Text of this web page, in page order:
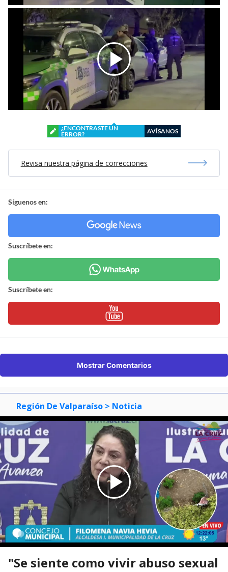
¿ENCONTRASTE UN
ERROR?
AVÍSANOS
Revisa nuestra página de correcciones
Síguenos en:
Suscríbete en:
Suscríbete en:
Mostrar Comentarios
Región De Valparaíso > Noticia
"Se siente como vivir abuso sexual